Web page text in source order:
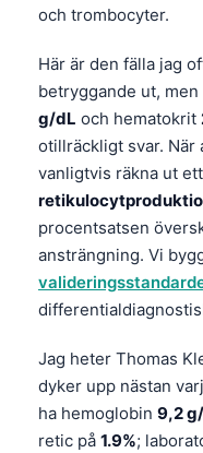
och trombocyter.
Här är den fälla jag
betryggande ut,
g/dL och hematokrit
otillräckligt svar. När
vanligtvis räkna ut
procentsatsen
ansträngning. Vi
Jag heter Thomas
dyker upp nästan
ha hemoglobin 9,2
retic på 1.9%;